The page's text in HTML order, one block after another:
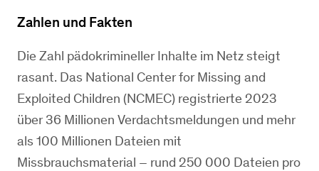
Zahlen und Fakten
Die Zahl pädokrimineller Inhalte im Netz steigt
rasant. Das National Center for Missing and
Exploited Children (NCMEC) registrierte 2023
über 36 Millionen Verdachtsmeldungen und mehr
als 100 Millionen Dateien mit
Missbrauchsmaterial – rund 250 000 Dateien pro